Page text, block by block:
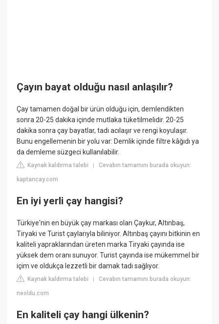
Çayın bayat olduğu nasıl anlaşılır?
Çay tamamen doğal bir ürün olduğu için, demlendikten
sonra 20-25 dakika içinde mutlaka tüketilmelidir. 20-25
dakika sonra çay bayatlar, tadı acılaşır ve rengi koyulaşır.
Bunu engellemenin bir yolu var: Demlik içinde filtre kâğıdı ya
da demleme süzgeci kullanılabilir.
Kaynak kaldırma talebi |Cevabın tamamını burada okuyun:
kaptancay.com
En iyi yerli çay hangisi?
Türkiye'nin en büyük çay markası olan Çaykur, Altınbaş,
Tiryaki ve Turist çaylarıyla biliniyor. Altınbaş çayını bitkinin en
kaliteli yapraklarından üreten marka Tiryaki çayında ise
yüksek dem oranı sunuyor. Turist çayında ise mükemmel bir
içim ve oldukça lezzetli bir damak tadı sağlıyor.
Kaynak kaldırma talebi |Cevabın tamamını burada okuyun:
neoldu.com
En kaliteli çay hangi ülkenin?